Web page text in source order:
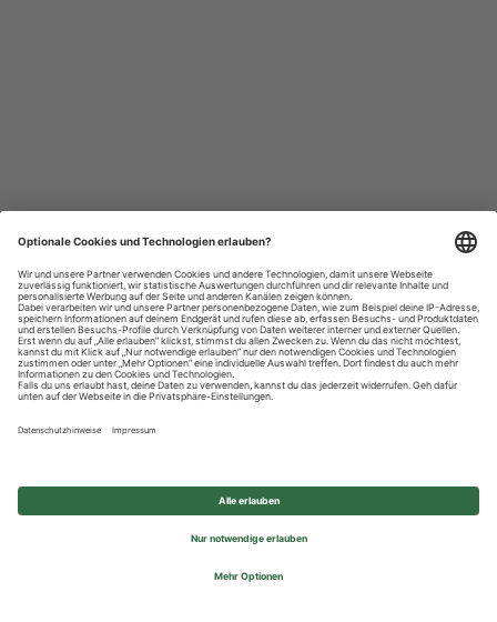
Datenschutzhinweise
Impressum
Privatsphäre-Einstellungen
© 2026 REWE Group - All rights reserved